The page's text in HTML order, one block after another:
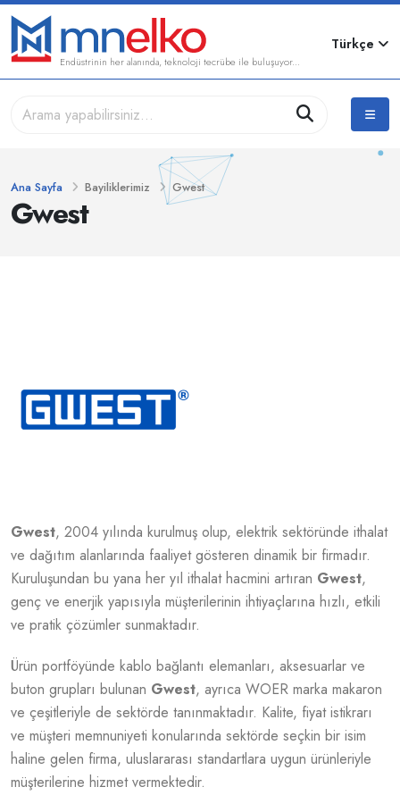
Endüstrinin her alanında, teknoloji tecrübe ile buluşuyor...
Türkçe
Gwest
Ana Sayfa Bayiliklerimiz Gwest
Gwest, 2004 yılında kurulmuş olup, elektrik sektöründe ithalat
ve dağıtım alanlarında faaliyet gösteren dinamik bir firmadır.
Kuruluşundan bu yana her yıl ithalat hacmini artıran Gwest,
genç ve enerjik yapısıyla müşterilerinin ihtiyaçlarına hızlı, etkili
ve pratik çözümler sunmaktadır.
Ürün portföyünde kablo bağlantı elemanları, aksesuarlar ve
buton grupları bulunan Gwest, ayrıca WOER marka makaron
ve çeşitleriyle de sektörde tanınmaktadır. Kalite, fiyat istikrarı
ve müşteri memnuniyeti konularında sektörde seçkin bir isim
haline gelen firma, uluslararası standartlara uygun ürünleriyle
müşterilerine hizmet vermektedir.